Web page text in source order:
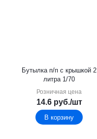
Бутылка п/п с крышкой 2
литра 1/70
Розничная цена
14.6руб./шт
В корзину